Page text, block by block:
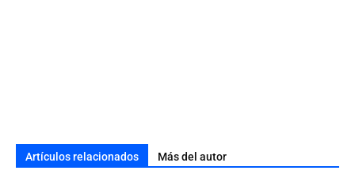
Artículos relacionados Más del autor